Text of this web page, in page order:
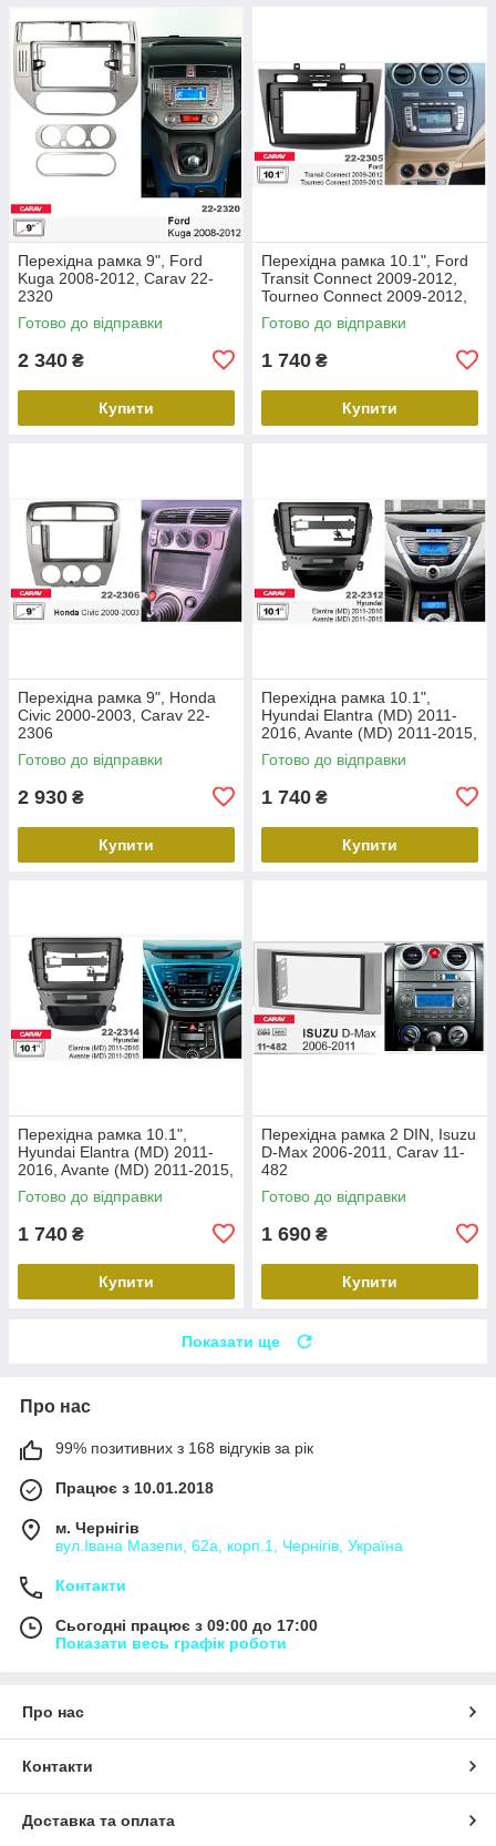
Перехідна рамка 9", Ford
Kuga 2008-2012, Carav 22-
2320
Готово до відправки
2 340 ₴
Купити
Перехідна рамка 10.1", Ford
Transit Connect 2009-2012,
Tourneo Connect 2009-2012,
Carav 22-2305
Готово до відправки
1 740 ₴
Купити
Перехідна рамка 9", Honda
Civic 2000-2003, Carav 22-
2306
Готово до відправки
2 930 ₴
Купити
Перехідна рамка 10.1",
Hyundai Elantra (MD) 2011-
2016, Avante (MD) 2011-2015,
Carav 22-2312
Готово до відправки
1 740 ₴
Купити
Перехідна рамка 10.1",
Hyundai Elantra (MD) 2011-
2016, Avante (MD) 2011-2015,
Carav 22-2314
Готово до відправки
1 740 ₴
Купити
Перехідна рамка 2 DIN, Isuzu
D-Max 2006-2011, Carav 11-
482
Готово до відправки
1 690 ₴
Купити
Показати ще
Про нас
99% позитивних з 168 відгуків за рік
Працює з 10.01.2018
м. Чернігів
вул.Івана Мазепи, 62а, корп.1, Чернігів, Україна
Контакти
Сьогодні працює з 09:00 до 17:00
Показати весь графік роботи
Про нас
Контакти
Доставка та оплата